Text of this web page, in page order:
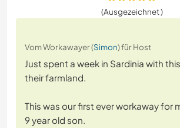
(Ausgezeichnet )
Vom Workawayer (Simon) für Host
Just spent a week in Sardinia with
their farmland.
This was our first ever workaway for
9 year old son.